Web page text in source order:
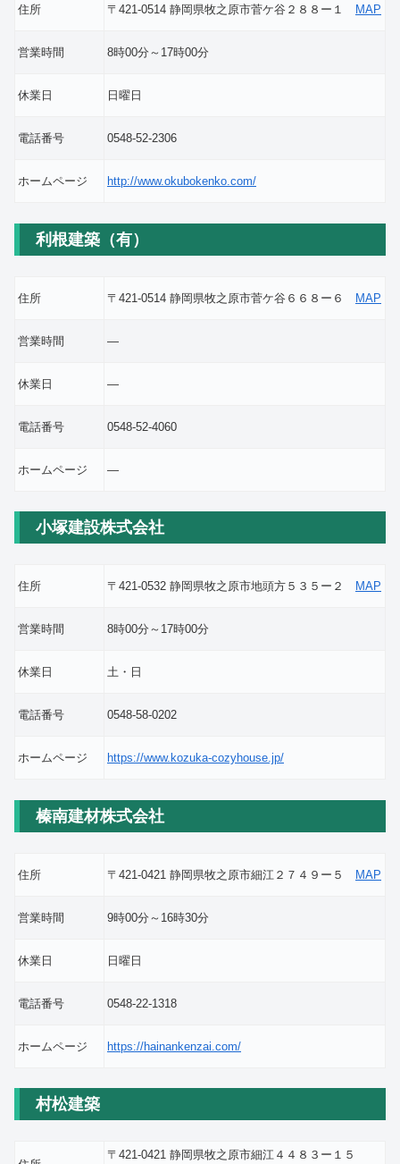
住所 〒421-0514 静岡県牧之原市菅ケ谷２８８ー１ MAP
営業時間 8時00分～17時00分
休業日 日曜日
電話番号 0548-52-2306
ホームページ http://www.okubokenko.com/
利根建築（有）
住所 〒421-0514 静岡県牧之原市菅ケ谷６６８ー６ MAP
営業時間 ―
休業日 ―
電話番号 0548-52-4060
ホームページ ―
小塚建設株式会社
住所 〒421-0532 静岡県牧之原市地頭方５３５ー２ MAP
営業時間 8時00分～17時00分
休業日 土・日
電話番号 0548-58-0202
ホームページ https://www.kozuka-cozyhouse.jp/
榛南建材株式会社
住所 〒421-0421 静岡県牧之原市細江２７４９ー５ MAP
営業時間 9時00分～16時30分
休業日 日曜日
電話番号 0548-22-1318
ホームページ https://hainankenzai.com/
村松建築
〒421-0421 静岡県牧之原市細江４４８３ー１５